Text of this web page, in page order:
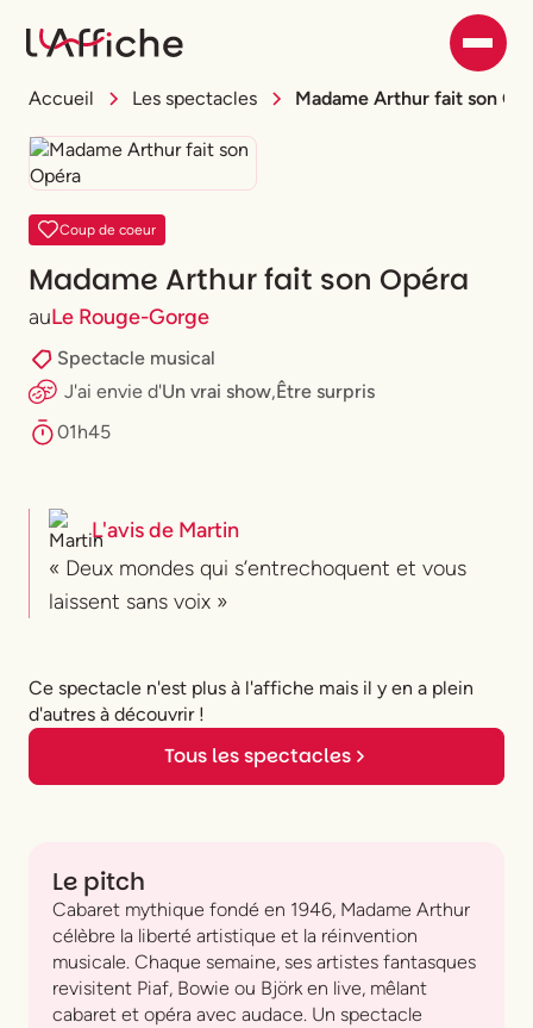
Accueil Les spectacles Madame Arthur fait son
Coup de coeur
Madame Arthur fait son Opéra
auLe Rouge-Gorge
Spectacle musical
J'ai envie d'Un vrai show,Être surpris
01h45
L'avis de Martin
« Deux mondes qui s’entrechoquent et vous
laissent sans voix »
Ce spectacle n'est plus à l'affiche mais il y en a plein
d'autres à découvrir !
Tous les spectacles
Le pitch
Cabaret mythique fondé en 1946, Madame Arthur
célèbre la liberté artistique et la réinvention
musicale. Chaque semaine, ses artistes fantasques
revisitent Piaf, Bowie ou Björk en live, mêlant
cabaret et opéra avec audace. Un spectacle